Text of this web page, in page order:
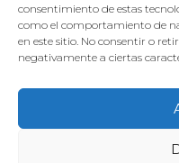
consentimiento de estas
como el comportamiento de
en este sitio. No consentir o
negativamente a ciertas
Política de privacidad
Política de cookies
Mantener su mueble
Subvenciones